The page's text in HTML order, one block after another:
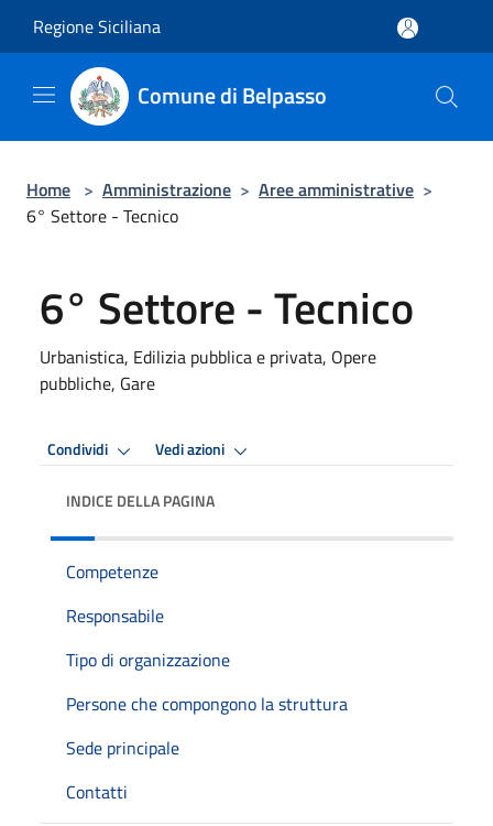
Regione Siciliana
Comune di Belpasso
Home > Amministrazione > Aree amministrative >
6° Settore - Tecnico
6° Settore - Tecnico
Urbanistica, Edilizia pubblica e privata, Opere
pubbliche, Gare
Condividi Vedi azioni
INDICE DELLA PAGINA
Competenze
Responsabile
Tipo di organizzazione
Persone che compongono la struttura
Sede principale
Contatti